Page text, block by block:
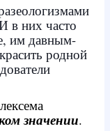
в них часто
им давным-
родной
значении.